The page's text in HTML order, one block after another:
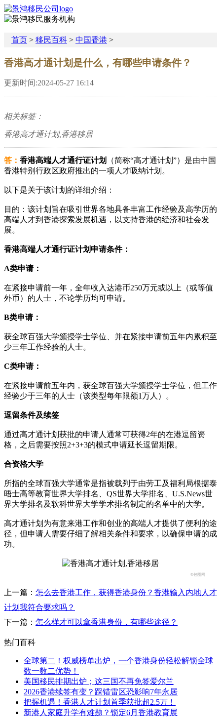
首页 > 移民百科 > 中国香港 >
香港高才通计划是什么，有哪些申请条件？
更新时间:2024-05-27 16:14
相关标签：
香港高才通计划,香港移居
答： 香港高端人才通行证计划
（简称“高才通计划”）是由中国
香港特别行政区政府推出的一项人才吸纳计划。
以下是关于该计划的详细介绍：
目的：该计划旨在吸引世界各地具备丰富工作经验及高学历的
高端人才到香港探索发展机遇，以支持香港的经济和社会发
展。
香港高端人才通行证计划申请条件：
A类申请：
在紧接申请前一年，全年收入达港币250万元或以上（或等值
外币）的人士，不论学历均可申请。
B类申请：
获全球百强大学颁授学士学位、并在紧接申请前五年内累积至
少三年工作经验的人士。
C类申请：
在紧接申请前五年内，获全球百强大学颁授学士学位，但工作
经验少于三年的人士（该类型每年限额1万人）。
逗留条件及续签
通过高才通计划获批的申请人通常可获得2年的在港逗留资
格，之后需要按照2+3+3的模式申请延长逗留期限。
合资格大学
所指的全球百强大学通常是指被载列于由劳工及福利局根据泰
晤士高等教育世界大学排名、QS世界大学排名、U.S.News世
界大学排名及软科世界大学学术排名制定的名单中的大学。
高才通计划为有意来港工作和创业的高端人才提供了便利的途
径，但申请人需要仔细了解相关条件和要求，以确保申请的成
功。
©包图网
上一篇： 怎么去香港工作，获得香港身份？香港输入内地人才
计划我符合要求吗？
下一篇： 怎么样才可以拿香港身份，有哪些途径？
热门百科
全球第二！权威榜单出炉，一个香港身份轻松解锁全球
数一数二优势！
美国移民排期出炉；这三国不再免签爱尔兰
2026香港续签有变？踩错雷区恐影响7年永居
把握机遇！香港人才计划首季获批超2.5万！
新港人家庭升学有难题？锁定6月香港教育展